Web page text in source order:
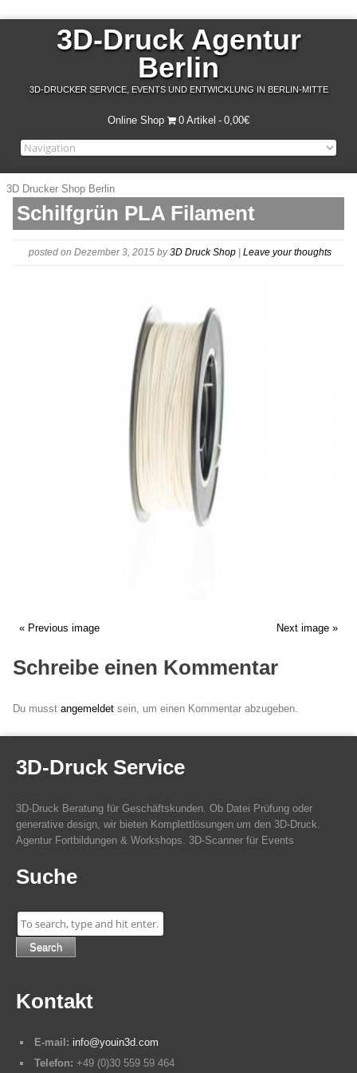
3D-Druck Agentur
Berlin
3D-DRUCKER SERVICE, EVENTS UND ENTWICKLUNG IN BERLIN-MITTE
Online Shop 0 Artikel 0,00€
3D Drucker Shop Berlin
Schilfgrün PLA Filament
posted on Dezember 3, 2015 by3D Druck Shop Leave your thoughts
Next image »
« Previous image
Schreibe einen Kommentar
Du musst angemeldet sein, um einen Kommentar abzugeben.
3D-Druck Service
3D-Druck Beratung für Geschäftskunden. Ob Datei Prüfung oder
generative design, wir bieten Komplettlösungen um den 3D-Druck.
Agentur Fortbildungen & Workshops. 3D-Scanner für Events
Suche
Search
Kontakt
E-mail: info@youin3d.com
Telefon: +49 (0)30 559 59 464